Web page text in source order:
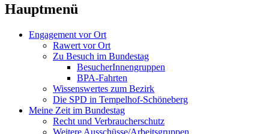
Hauptmenü
Engagement vor Ort
Rawert vor Ort
Zu Besuch im Bundestag
BesucherInnengruppen
BPA-Fahrten
Wissenswertes zum Bezirk
Die SPD in Tempelhof-Schöneberg
Meine Zeit im Bundestag
Recht und Verbraucherschutz
Weitere Ausschüsse/Arbeitsgruppen